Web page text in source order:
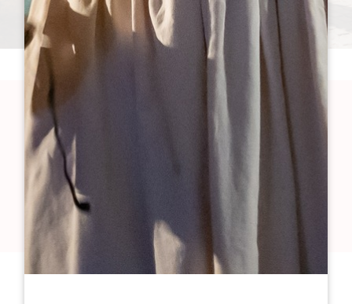
Vous êtes plutôt...
PATRIMOINE & ŒNOTOURISME
NATURE ET MOBILITÉ DOUCE
AGENDA & VIE LOCALE